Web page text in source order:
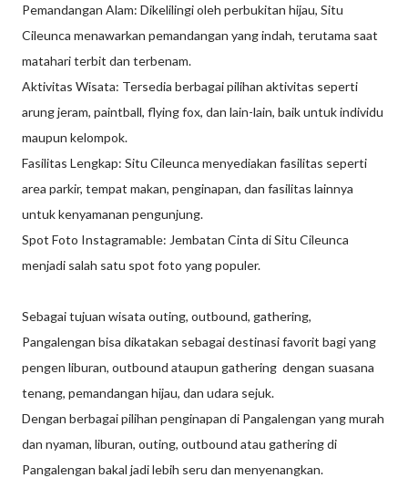
Pemandangan Alam: Dikelilingi oleh perbukitan hijau, Situ
Cileunca menawarkan pemandangan yang indah, terutama saat
matahari terbit dan terbenam.
Aktivitas Wisata: Tersedia berbagai pilihan aktivitas seperti
arung jeram, paintball, flying fox, dan lain-lain, baik untuk individu
maupun kelompok.
Fasilitas Lengkap: Situ Cileunca menyediakan fasilitas seperti
area parkir, tempat makan, penginapan, dan fasilitas lainnya
untuk kenyamanan pengunjung.
Spot Foto Instagramable: Jembatan Cinta di Situ Cileunca
menjadi salah satu spot foto yang populer.
Sebagai tujuan wisata outing, outbound, gathering,
Pangalengan bisa dikatakan sebagai destinasi favorit bagi yang
pengen liburan, outbound ataupun gathering dengan suasana
tenang, pemandangan hijau, dan udara sejuk.
Dengan berbagai pilihan penginapan di Pangalengan yang murah
dan nyaman, liburan, outing, outbound atau gathering di
Pangalengan bakal jadi lebih seru dan menyenangkan.